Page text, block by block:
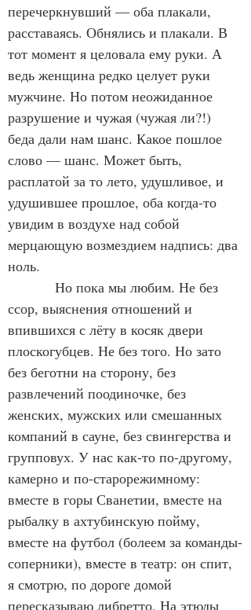
перечеркнувший — оба плакали,
расставаясь. Обнялись и плакали. В
тот момент я целовала ему руки. А
ведь женщина редко целует руки
мужчине. Но потом неожиданное
разрушение и чужая (чужая ли?!)
беда дали нам шанс. Какое пошлое
слово — шанс. Может быть,
расплатой за то лето, удушливое, и
удушившее прошлое, оба когда-то
увидим в воздухе над собой
мерцающую возмездием надпись: два
ноль.
ссор, выяснения отношений и
впившихся с лёту в косяк двери
плоскогубцев. Не без того. Но зато
без беготни на сторону, без
развлечений поодиночке, без
женских, мужских или смешанных
компаний в сауне, без свингерства и
групповух. У нас как-то по-другому,
камерно и по-старорежимному:
вместе в горы Сванетии, вместе на
рыбалку в ахтубинскую пойму,
вместе на футбол (болеем за команды-
соперники), вместе в театр: он спит,
я смотрю, по дороге домой
пересказываю либретто. На этюды